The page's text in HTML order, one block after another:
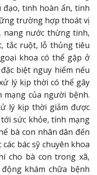
tinh hoàn ẩn, tinh
trường hợp thoát vị
nang nước thừng tinh,
tắc ruột, lỗ thủng tiêu
khoa có thể gặp ở
biệt nguy hiểm nếu
lý kịp thời có thể gây
của người bệnh.
lý kịp thời giảm được
sức khỏe, tính mạng
bà con nhân dân đến
bác sỹ chuyên khoa
cho bà con trong xã,
khám chữa bệnh